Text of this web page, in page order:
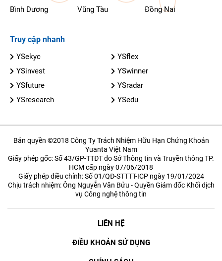
Bình Dương
Vũng Tàu Đồng Nai
Truy cập nhanh
YSekyc
YSflex
YSinvest
YSwinner
YSfuture
YSradar
YSresearch
YSedu
Bản quyền ©2018 Công Ty Trách Nhiệm Hữu Hạn Chứng Khoán
Yuanta Việt Nam
Giấy phép gốc: Số 43/GP-TTĐT do Sở Thông tin và Truyền thông TP.
HCM cấp ngày 07/06/2018
Giấy phép điều chỉnh: Số 01/QĐ-STTTT-ICP ngày 19/01/2024
Chịu trách nhiệm: Ông Nguyễn Văn Bửu - Quyền Giám đốc Khối dịch
vụ Công nghệ thông tin
LIÊN HỆ
ĐIỀU KHOẢN SỬ DỤNG